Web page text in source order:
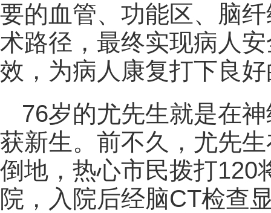
要的血管、功能区、脑
术路径，最终实现病人
效，为病人康复打下良
76岁的尤先生就是在
获新生。前不久，尤先
倒地，热心市民拨打120
院，入院后经脑CT检查